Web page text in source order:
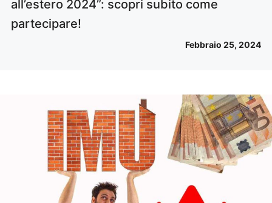
all’estero 2024”: scopri subito come
partecipare!
Febbraio 25, 2024